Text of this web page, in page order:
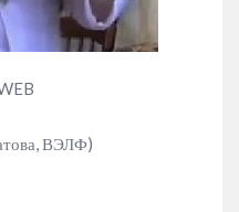
ВЭЛФ)